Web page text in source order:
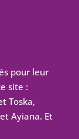
pour leur
site :
Toska,
Ayiana. Et